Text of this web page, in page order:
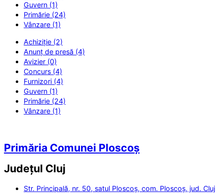
Guvern (1)
Primărie (24)
Vânzare (1)
Achiziție (2)
Anunț de presă (4)
Avizier (0)
Concurs (4)
Furnizori (4)
Guvern (1)
Primărie (24)
Vânzare (1)
Primăria Comunei Ploscoș
Județul Cluj
Str. Principală, nr. 50, satul Ploscoș, com. Ploscoș, jud. Cluj